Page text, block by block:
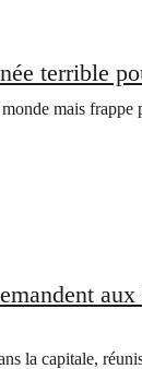
terrible
mais frappe
la capitale,